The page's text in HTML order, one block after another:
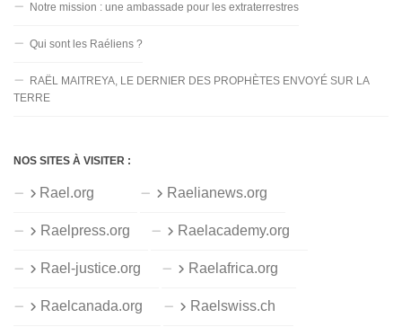
Notre mission : une ambassade pour les extraterrestres
Qui sont les Raéliens ?
RAËL MAITREYA, LE DERNIER DES PROPHÈTES ENVOYÉ SUR LA
TERRE
NOS SITES À VISITER :
Rael.org Raelianews.org
Raelpress.org Raelacademy.org
Rael-justice.org Raelafrica.org
Raelcanada.org Raelswiss.ch